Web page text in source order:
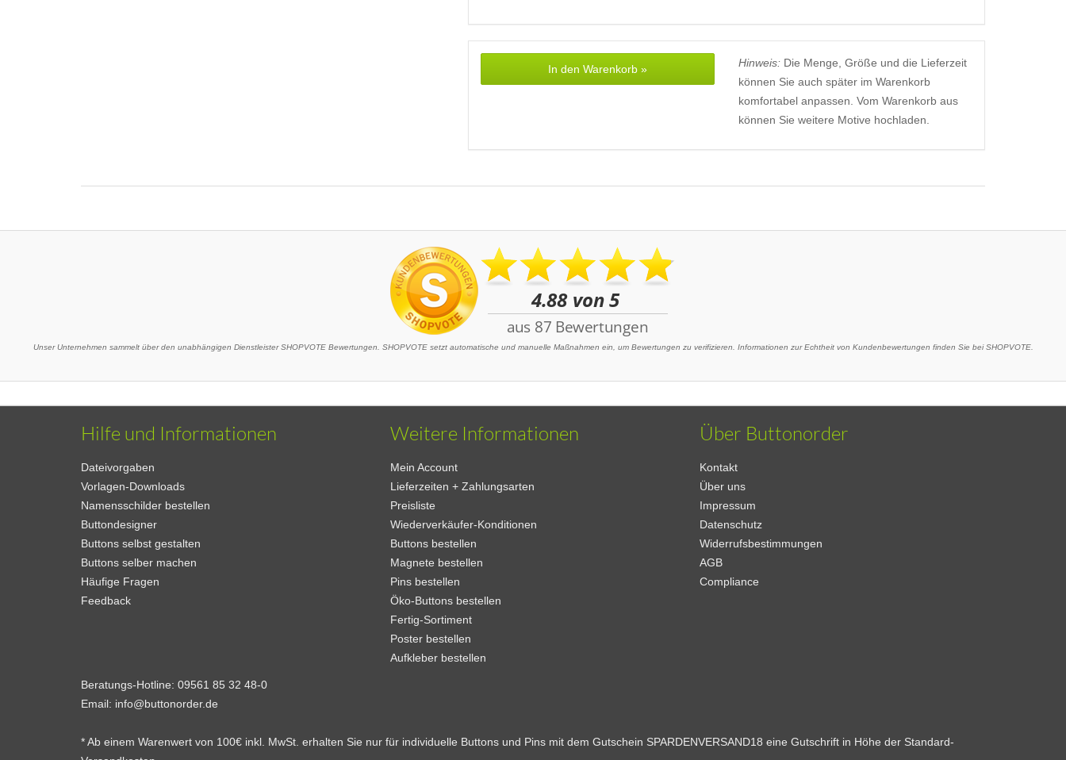
In den Warenkorb » Hinweis:Die Menge, Größe und die Lieferzeit
können Sie auch später im Warenkorb
komfortabel anpassen. Vom Warenkorb aus
können Sie weitere Motive hochladen.
Unser Unternehmen sammelt über den unabhängigen Dienstleister SHOPVOTE Bewertungen. SHOPVOTE setzt automatische und manuelle Maßnahmen ein, um Bewertungen zu verifizieren. Informationen zur Echtheit von Kundenbewertungen finden Sie bei SHOPVOTE.
Hilfe und Informationen
Dateivorgaben
Vorlagen-Downloads
Namensschilder bestellen
Buttondesigner
Buttons selbst gestalten
Buttons selber machen
Häufige Fragen
Feedback
Weitere Informationen
Mein Account
Lieferzeiten + Zahlungsarten
Preisliste
Wiederverkäufer-Konditionen
Buttons bestellen
Magnete bestellen
Pins bestellen
Öko-Buttons bestellen
Fertig-Sortiment
Poster bestellen
Aufkleber bestellen
Über Buttonorder
Kontakt
Über uns
Impressum
Datenschutz
Widerrufsbestimmungen
AGB
Compliance
Beratungs-Hotline: 09561 85 32 48-0
Email: info@buttonorder.de
* Ab einem Warenwert von 100€ inkl. MwSt. erhalten Sie nur für individuelle Buttons und Pins mit dem Gutschein SPARDENVERSAND18 eine Gutschrift in Höhe der Standard-